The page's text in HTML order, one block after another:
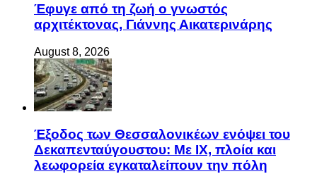
Έφυγε από τη ζωή ο γνωστός
αρχιτέκτονας, Γιάννης Αικατερινάρης
August 8, 2026
Έξοδος των Θεσσαλονικέων ενόψει του
Δεκαπενταύγουστου: Με ΙΧ, πλοία και
λεωφορεία εγκαταλείπουν την πόλη